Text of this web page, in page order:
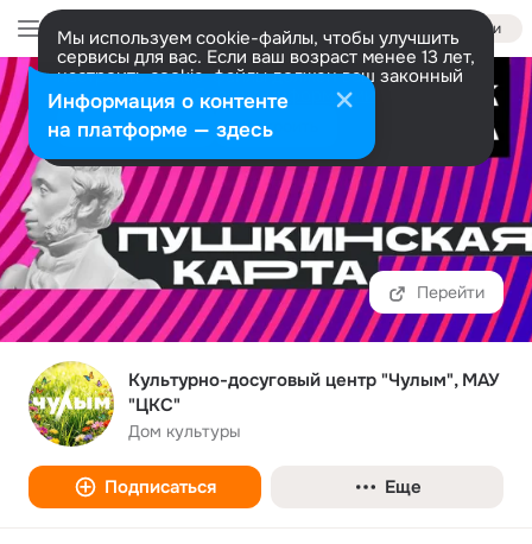
Войти
Мы используем cookie-файлы, чтобы улучшить
сервисы для вас. Если ваш возраст менее 13 лет,
настроить cookie-файлы должен ваш законный
представитель. Больше информации
Разрешить все Настроить
Перейти
Культурно-досуговый центр "Чулым", МАУ
"ЦКС"
Дом культуры
Подписаться Еще
Информация о контенте
на платформе — здесь